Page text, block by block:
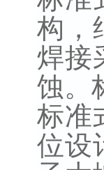
构，
焊接
蚀。
标准
位设